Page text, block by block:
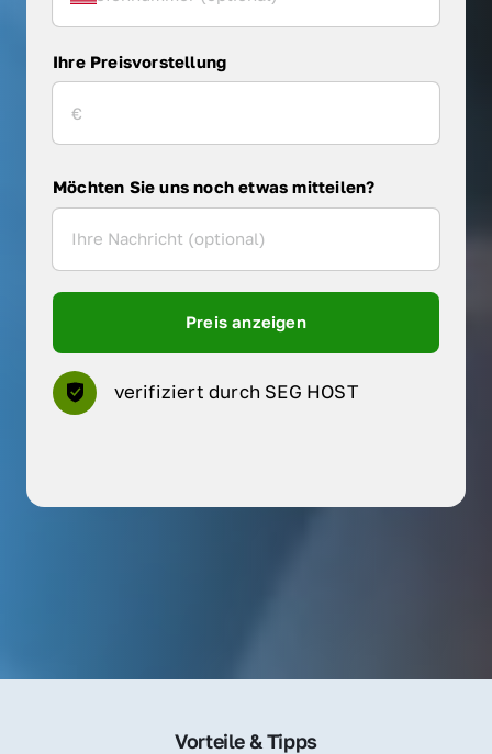
Ihre Preisvorstellung
Möchten Sie uns noch etwas mitteilen?
Preis anzeigen
verifiziert durch SEG HOST
Vorteile & Tipps